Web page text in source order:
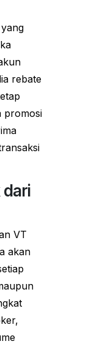
rebate
promosi
dari
VT
akan